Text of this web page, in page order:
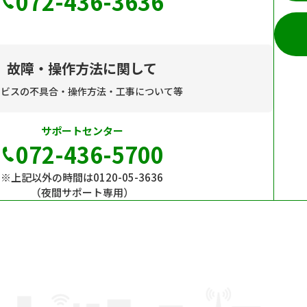
故障・操作方法に関して
スの不具合・操作方法・工事について等
サポートセンター
072-436-5700
※上記以外の時間は0120-05-3636
（夜間サポート専用）